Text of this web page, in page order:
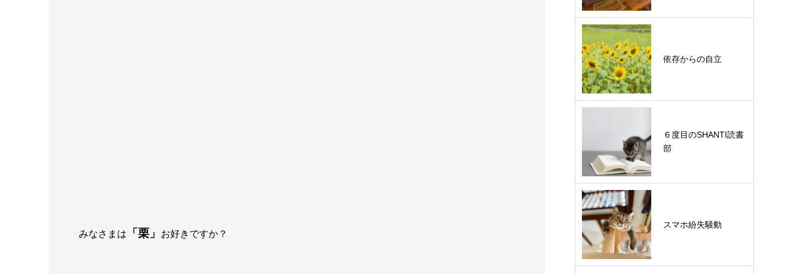
みなさまは 「栗」 お好きですか？
依存からの自立
６度目のSHANTI読書
部
スマホ紛失騒動